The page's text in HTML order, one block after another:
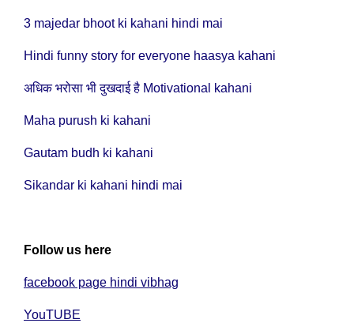
3 majedar bhoot ki kahani hindi mai
Hindi funny story for everyone haasya kahani
अधिक भरोसा भी दुखदाई है Motivational kahani
Maha purush ki kahani
Gautam budh ki kahani
Sikandar ki kahani hindi mai
Follow us here
facebook page hindi vibhag
YouTUBE